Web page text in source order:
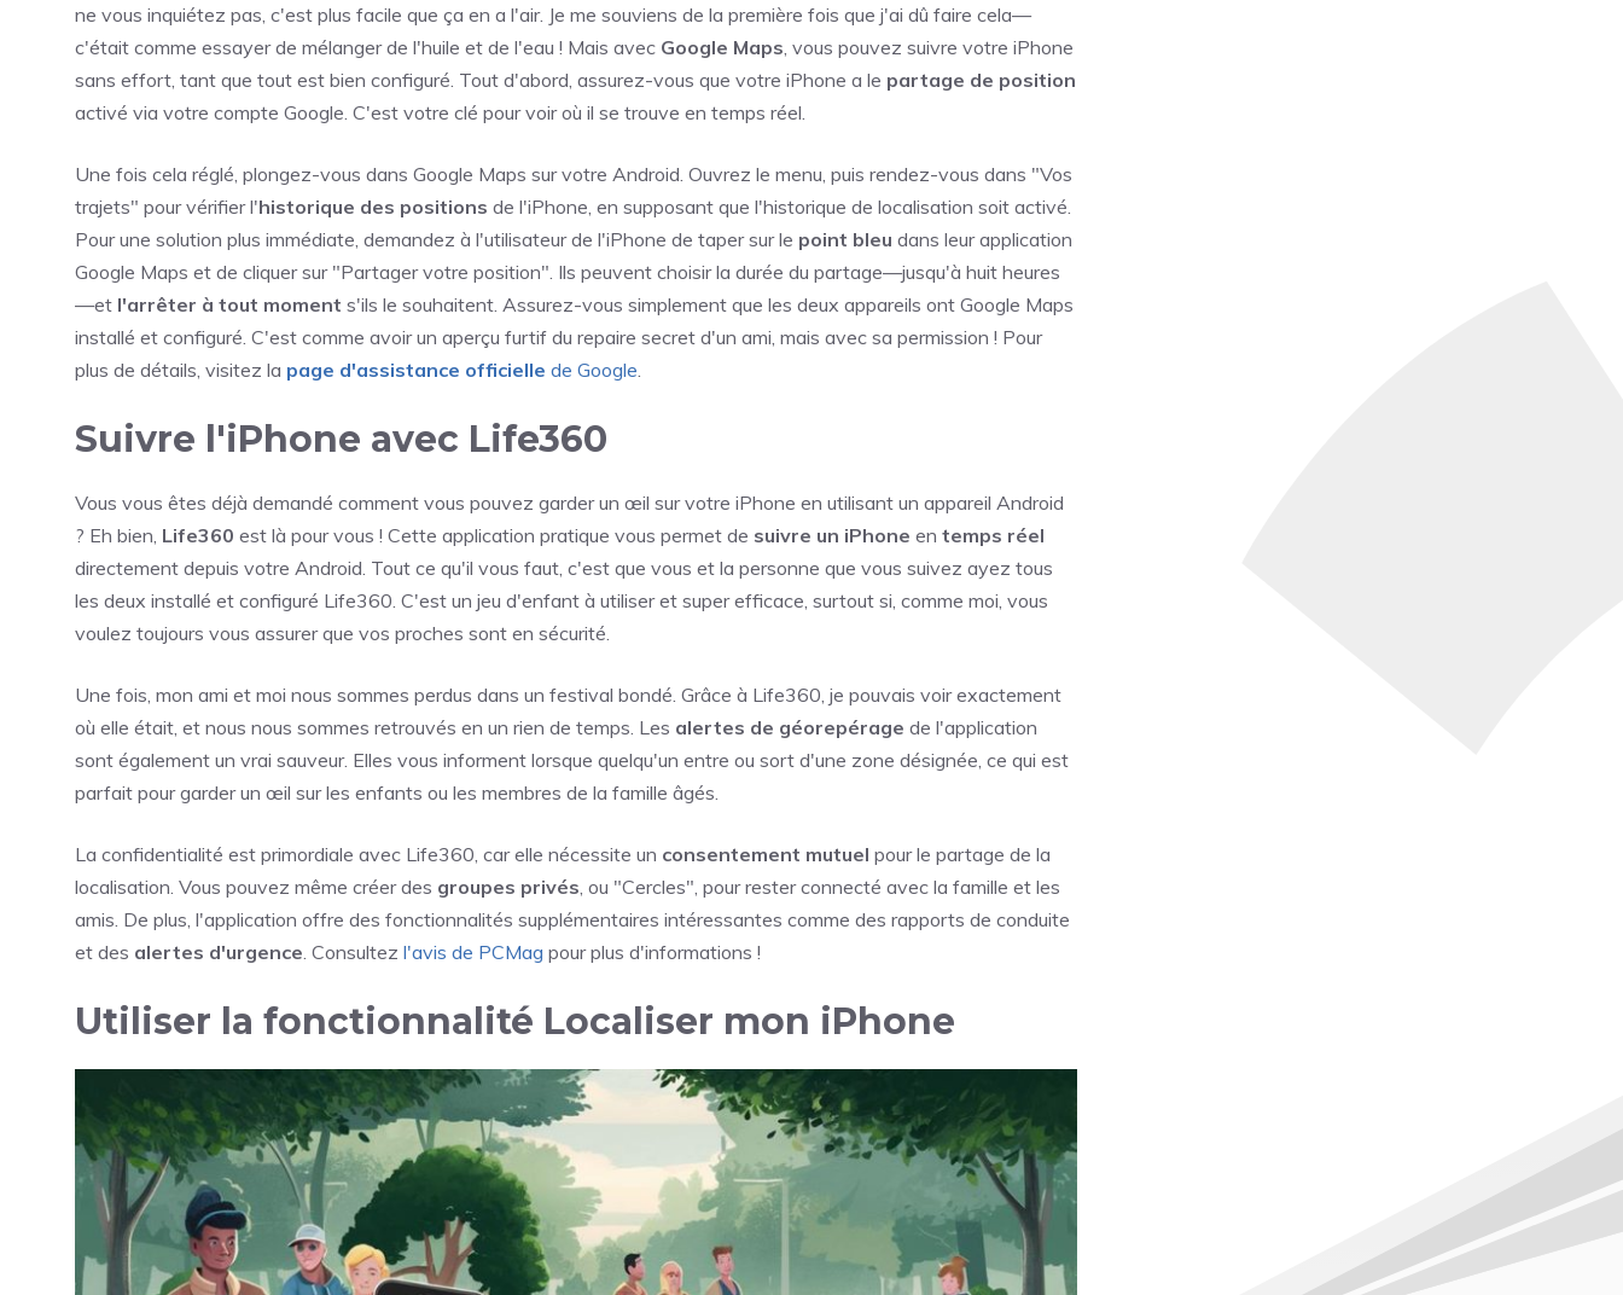
ne vous inquiétez pas, c'est plus facile que ça en a l'air. Je me souviens de la première fois que j'ai dû faire cela—
c'était comme essayer de mélanger de l'huile et de l'eau ! Mais avec Google Maps , vous pouvez suivre votre iPhone
sans effort, tant que tout est bien configuré. Tout d'abord, assurez-vous que votre iPhone a le partage de position
activé via votre compte Google. C'est votre clé pour voir où il se trouve en temps réel.
Une fois cela réglé, plongez-vous dans Google Maps sur votre Android. Ouvrez le menu, puis rendez-vous dans "Vos
trajets" pour vérifier l'historique des positions de l'iPhone, en supposant que l'historique de localisation soit activé.
Pour une solution plus immédiate, demandez à l'utilisateur de l'iPhone de taper sur le point bleu dans leur application
Google Maps et de cliquer sur "Partager votre position". Ils peuvent choisir la durée du partage—jusqu'à huit heures
—et l'arrêter à tout moment s'ils le souhaitent. Assurez-vous simplement que les deux appareils ont Google Maps
installé et configuré. C'est comme avoir un aperçu furtif du repaire secret d'un ami, mais avec sa permission ! Pour
plus de détails, visitez la page d'assistance officielle de Google
Suivre l'iPhone avec Life360
Vous vous êtes déjà demandé comment vous pouvez garder un œil sur votre iPhone en utilisant un appareil Android
? Eh bien, Life360 est là pour vous ! Cette application pratique vous permet de suivre un iPhone en temps réel
directement depuis votre Android. Tout ce qu'il vous faut, c'est que vous et la personne que vous suivez ayez tous
les deux installé et configuré Life360. C'est un jeu d'enfant à utiliser et super efficace, surtout si, comme moi, vous
voulez toujours vous assurer que vos proches sont en sécurité.
Une fois, mon ami et moi nous sommes perdus dans un festival bondé. Grâce à Life360, je pouvais voir exactement
où elle était, et nous nous sommes retrouvés en un rien de temps. Les alertes de géorepérage de l'application
sont également un vrai sauveur. Elles vous informent lorsque quelqu'un entre ou sort d'une zone désignée, ce qui est
parfait pour garder un œil sur les enfants ou les membres de la famille âgés.
La confidentialité est primordiale avec Life360, car elle nécessite un consentement mutuel pour le partage de la
localisation. Vous pouvez même créer des groupes privés , ou "Cercles", pour rester connecté avec la famille et les
amis. De plus, l'application offre des fonctionnalités supplémentaires intéressantes comme des rapports de conduite
et des alertes d'urgence . Consultez l'avis de PCMag pour plus d'informations !
Utiliser la fonctionnalité Localiser mon iPhone